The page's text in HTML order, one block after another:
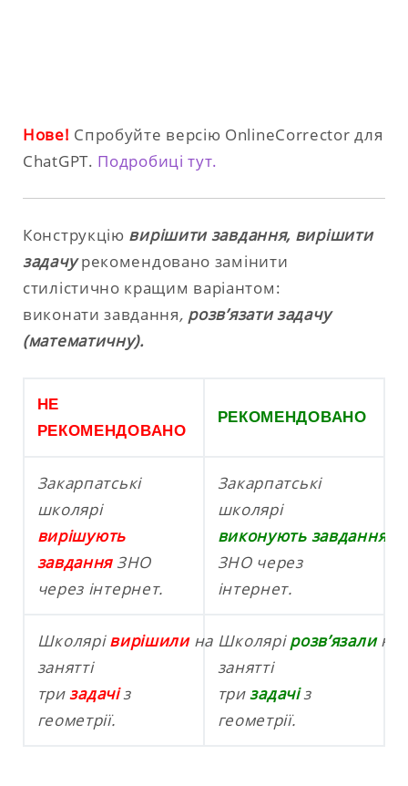
Нове! Спробуйте версію OnlineCorrector для
ChatGPT. Подробиці тут.
Конструкцію вирішити завдання, вирішити
задачурекомендовано замінити
стилістично кращим варіантом:
виконати завдання, розв’язати задачу
(математичну).
НЕ
РЕКОМЕНДОВАНО
РЕКОМЕНДОВАНО
Закарпатські
школярі
вирішують
завданняЗНО
через інтернет.
Закарпатські
школярі
виконують завдання
ЗНО через
інтернет.
Школярівирішилина
занятті
тризадачіз
геометрії.
Школярірозв’язалина
занятті
тризадачіз
геометрії.